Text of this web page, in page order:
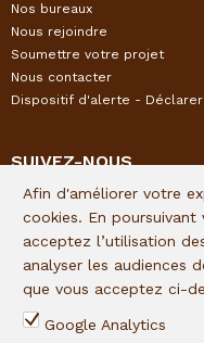
Nos bureaux
Nous rejoindre
Soumettre votre projet
Nous contacter
Dispositif d'alerte -
SUIVEZ-NOUS
Restez informés de
newsletter trimestrielle :
Lien d'inscription
Suivez I&P sur les réseaux
Afin d'améliorer votre
cookies. En
acceptez l’utilisation
analyser les audiences
que vous acceptez ci-
Google Analytics